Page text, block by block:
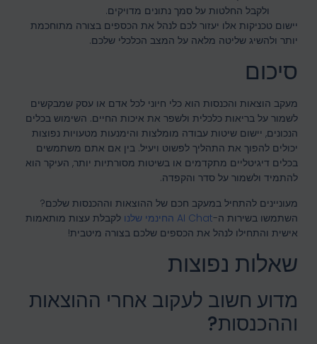
ולקבל החלטות על סמך נתונים מדויקים.
יישום טכניקות אלו יעזור לכם לנהל את הכספים בצורה מתוחכמת
יותר ולהשיג שליטה מלאה על המצב הכלכלי שלכם.
סיכום
מעקב הוצאות והכנסות הוא כלי חיוני לכל אדם או עסק שמבקשים
לשמור על בריאות כלכלית ולשפר את איכות החיים. השימוש בכלים
הנכונים, יישום שיטות עבודה מומלצות והימנעות מטעויות נפוצות
יכולים להפוך את התהליך לפשוט ויעיל. בין אם אתם משתמשים
בכלים דיגיטליים מתקדמים או בשיטות מסורתיות יותר, העיקר הוא
להתמיד ולשמור על סדר והקפדה.
מעוניינים להתחיל במעקב חכם של ההוצאות וההכנסות שלכם?
השתמשו בשירות ה-AI Chat החינמי שלנו
לקבלת עצות מותאמות
אישית והתחילו לנהל את הכספים שלכם בצורה מיטבית!
שאלות נפוצות
מדוע חשוב לעקוב אחרי ההוצאות
וההכנסות?